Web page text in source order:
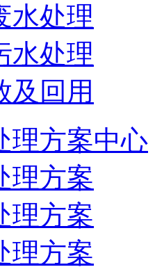
水处理
水处理
及回用
理方案中心
理方案
理方案
理方案